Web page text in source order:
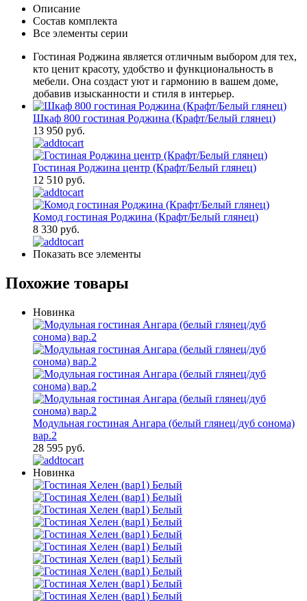
Описание
Состав комплекта
Все элементы серии
Гостиная Роджина является отличным выбором для тех,
кто ценит красоту, удобство и функциональность в
мебели. Она создаст уют и гармонию в вашем доме,
добавив изысканности и стиля в интерьер.
Шкаф 800 гостиная Роджина (Крафт/Белый глянец)
13 950 руб.
Гостиная Роджина центр (Крафт/Белый глянец)
12 510 руб.
Комод гостиная Роджина (Крафт/Белый глянец)
8 330 руб.
Показать все элементы
Похожие товары
Новинка
Модульная гостиная Ангара (белый глянец/дуб сонома)
вар.2
28 595 руб.
Новинка